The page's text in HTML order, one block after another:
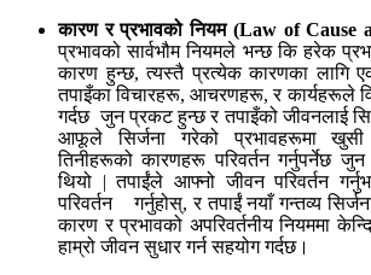
कारण र प्रभावको नियम(Law of Cause
प्रभावको सार्वभौम नियमले भन्छ कि हरेक
कारण हुन्छ, त्यस्तै प्रत्येक कारणका लागि
तपाइँका विचारहरू, आचरणहरू, र कार्यहरूले
गर्दछ जुन प्रकट हुन्छ र तपाइँको जीवनलाई
आफूले सिर्जना गरेको प्रभावहरूमा
तिनीहरूको कारणहरू परिवर्तन गर्नुपर्नेछ जुन
थियो | तपाईंले आफ्नो जीवन परिवर्तन
परिवर्तन गर्नुहोस्, र तपाईं नयाँ गन्तव्य
कारण र प्रभावको अपरिवर्तनीय नियममा
हाम्रो जीवन सुधार गर्न सहयोग गर्दछ।